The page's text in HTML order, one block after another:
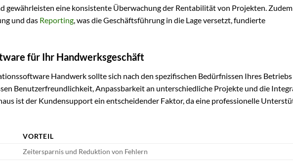
gewährleisten eine konsistente Überwachung der Rentabilität von Projekten. Zudem
und das Reporting, was die Geschäftsführung in die Lage versetzt, fundierte
für Ihr Handwerksgeschäft
Handwerk sollte sich nach den spezifischen Bedürfnissen Ihres Betriebs
Benutzerfreundlichkeit, Anpassbarkeit an unterschiedliche Projekte und die
ist der Kundensupport ein entscheidender Faktor, da eine professionelle
VORTEIL
Zeitersparnis und Reduktion von Fehlern